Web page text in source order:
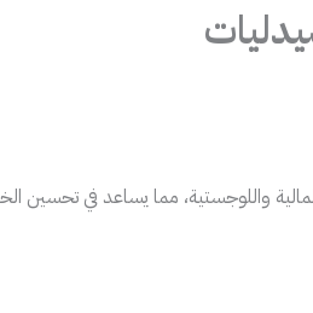
واللوجستية، مما يساعد في تحسين